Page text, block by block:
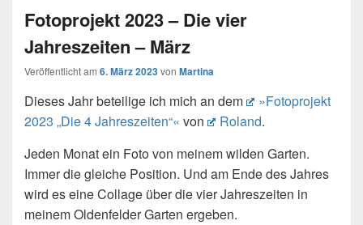
Fotoprojekt 2023 – Die vier
Jahreszeiten – März
Veröffentlicht am 6. März 2023von Martina
Dieses Jahr beteilige ich mich an dem
»Fotoprojekt
2023 „Die 4 Jahreszeiten“« von Roland.
Jeden Monat ein Foto von meinem wilden Garten.
Immer die gleiche Position. Und am Ende des Jahres
wird es eine Collage über die vier Jahreszeiten in
meinem Oldenfelder Garten ergeben.